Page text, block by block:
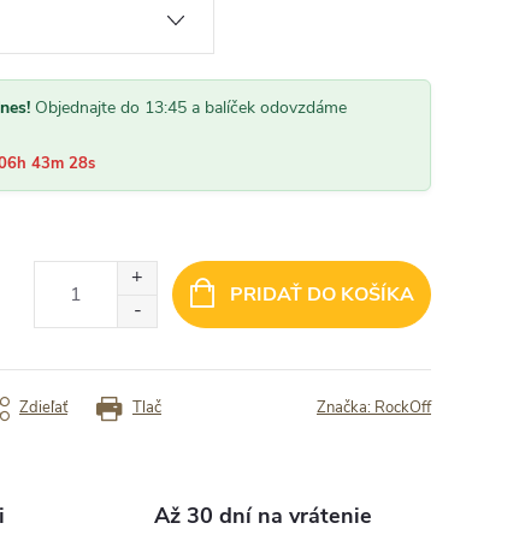
dodanie ✓ kvalitný tovar.
zákazník
✓ dobra cenam
✓ rozumny vyber produktov
Overený zákazník
Objednajte do 13:45 a balíček odovzdáme
43m 27s
PRIDAŤ DO KOŠÍKA
Tlač
Zdieľať Značka: RockOff
Až 30 dní na vrátenie